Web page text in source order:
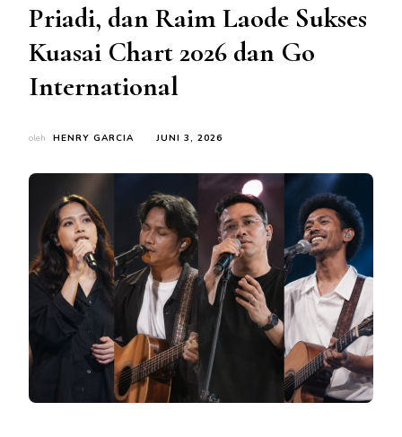
Priadi, dan Raim Laode Sukses
Kuasai Chart 2026 dan Go
International
oleh HENRY GARCIA JUNI 3, 2026